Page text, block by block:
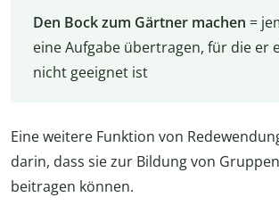
Den Bock zum Gärtner machen =
eine Aufgabe übertragen, für die er
nicht geeignet ist
Eine weitere Funktion von
darin, dass sie zur Bildung von
beitragen können.